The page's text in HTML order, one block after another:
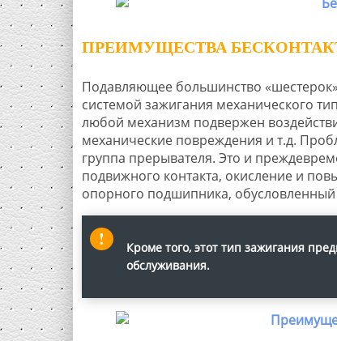
ПРЕИМУЩЕСТВА
Подавляющее большинство
системой зажигания механического
любой механизм подвержен
механические повреждения и т.д.
группа прерывателя. Это и
подвижного контакта, окисление и
опорного подшипника, обусловленный
Кроме того, этот тип зажигания
обслуживания.